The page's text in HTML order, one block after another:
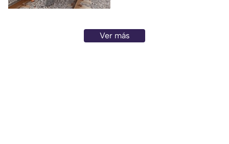
Ver más